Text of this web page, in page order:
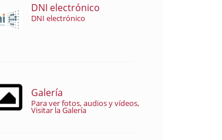
DNI electrónico
DNI electrónico
Galería
Para ver fotos, audios y vídeos,
Visitar la Galería